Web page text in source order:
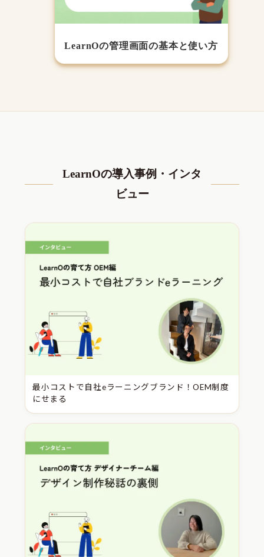
LearnOの管理画面の基本と使い方
LearnOの導入事例・インタ
ビュー
最小コストで自社eラーニングブランド！OEM制度
にせまる